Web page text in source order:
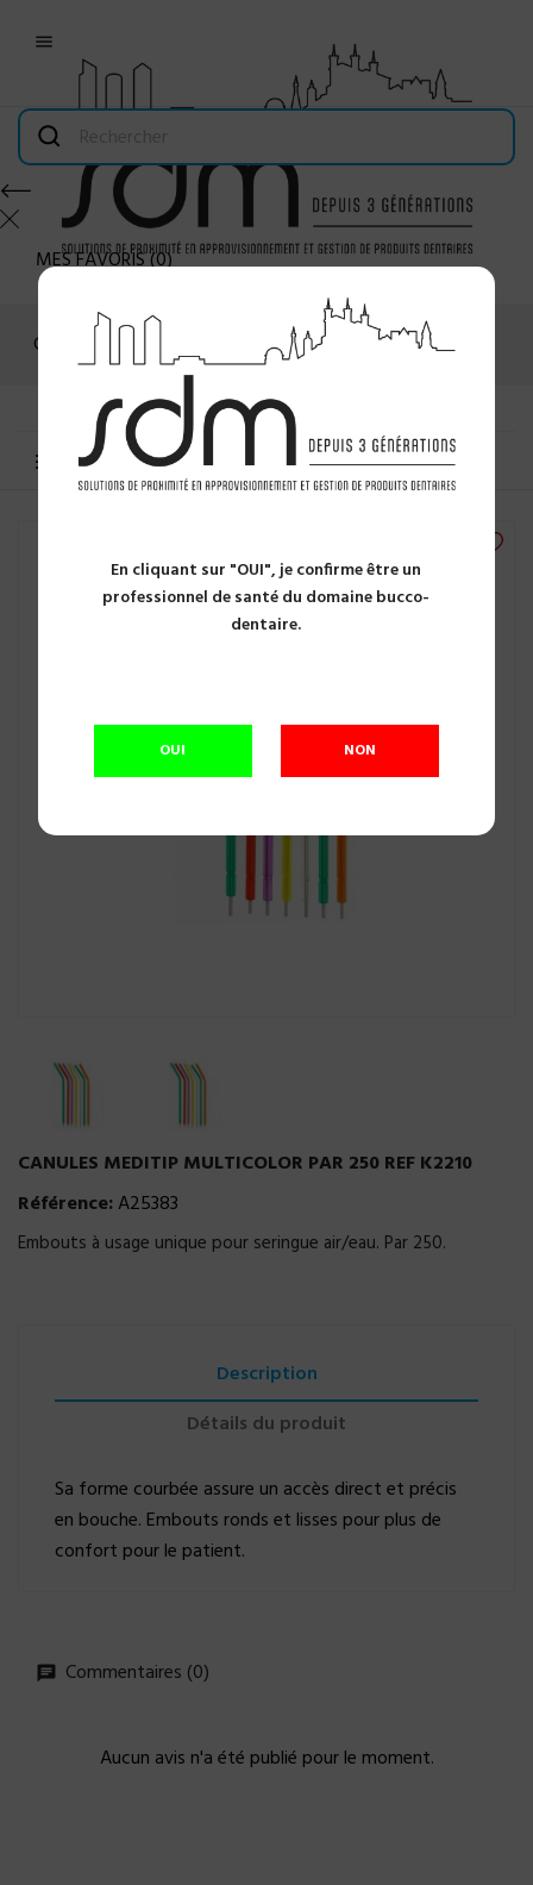
En cliquant sur "OUI", je confirme être un
professionnel de santé du domaine bucco-
dentaire.
OUI NON

MES FAVORIS(0)
Connexion
MENU
CANULES MEDITIP MULTICOLOR PAR 250 REF K2210
Référence:A25383
Embouts à usage unique pour seringue air/eau. Par 250.
Description
Détails du produit
Sa forme courbée assure un accès direct et précis
en bouche. Embouts ronds et lisses pour plus de
confort pour le patient.
Commentaires (0)
Aucun avis n'a été publié pour le moment.